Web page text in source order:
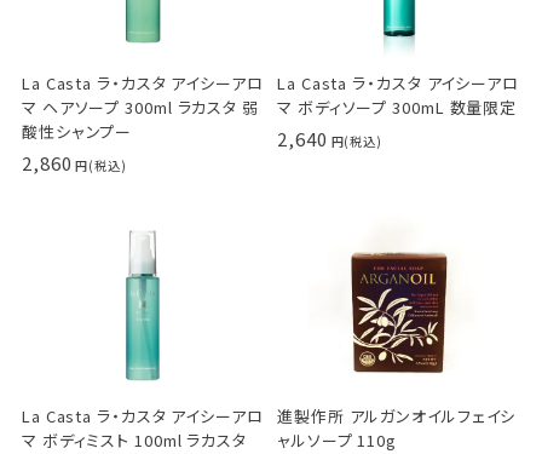
La Casta ラ・カスタ アイシーアロ
マ ヘアソープ 300ml ラカスタ 弱
酸性シャンプー
2,860
La Casta ラ・カスタ アイシーアロ
マ ボディソープ 300mL 数量限定
2,640
La Casta ラ・カスタ アイシーアロ
マ ボディミスト 100ml ラカスタ
進製作所 アルガンオイルフェイシ
ャルソープ 110g